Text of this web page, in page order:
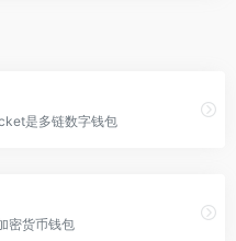
是多链数字钱包
密货币钱包